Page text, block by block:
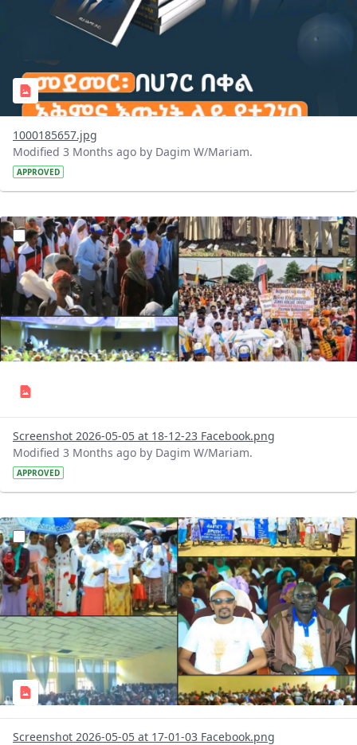
1000185657.jpg
Modified 3 Months ago by Dagim W/Mariam.
APPROVED
?version=1.0&t=1777994019885&imageThumbnail=1
Screenshot 2026-05-05 at 18-12-23 Facebook.png
Modified 3 Months ago by Dagim W/Mariam.
APPROVED
?version=1.0&t=1777989736195&imageThumbnail=1
Screenshot 2026-05-05 at 17-01-03 Facebook.png